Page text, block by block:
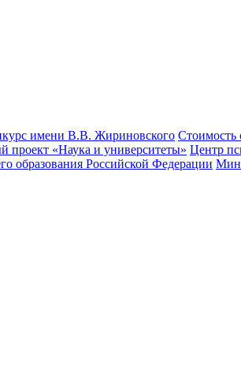
имени В.В. Жириновского Стоимость
проект «Наука и университеты» Центр
образования Российской Федерации